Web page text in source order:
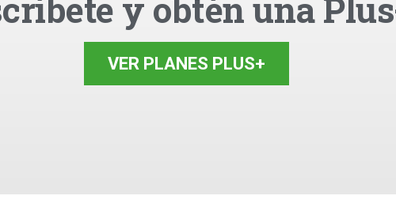
y obtén una
VER PLANES PLUS+